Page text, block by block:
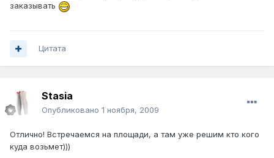
заказывать
Цитата
Stasia
Опубликовано 1 ноября, 2009
Отлично! Встречаемся на площади, а там уже решим кто кого
куда возьмет)))